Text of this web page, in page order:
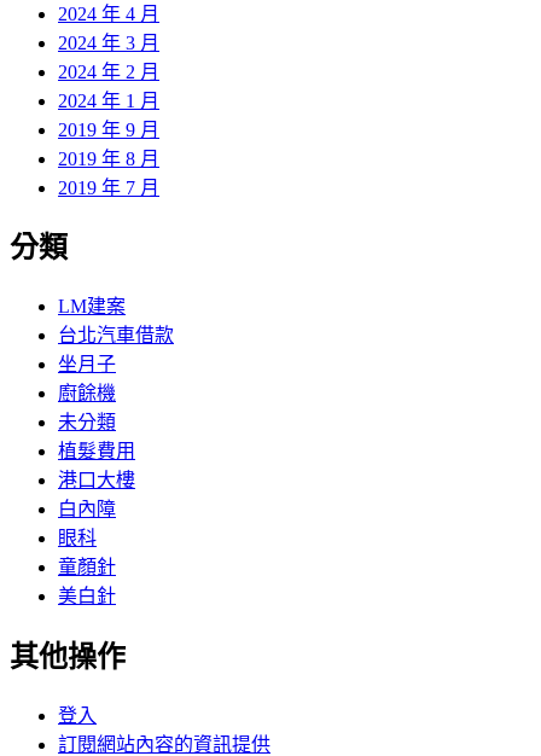
2024 年 4 月
2024 年 3 月
2024 年 2 月
2024 年 1 月
2019 年 9 月
2019 年 8 月
2019 年 7 月
分類
LM建案
台北汽車借款
坐月子
廚餘機
未分類
植髮費用
港口大樓
白內障
眼科
童顏針
美白針
其他操作
登入
訂閱網站內容的資訊提供